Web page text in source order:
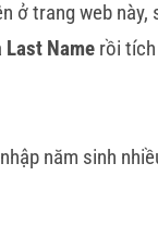
ở trang web
Last Name rồi
năm sinh